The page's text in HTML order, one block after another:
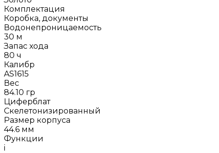
Комплектация
Коробка, документы
Водонепроницаемость
30 м
Запас хода
80 ч
Калибр
AS1615
Вес
84.10 гр
Циферблат
Скелетонизированный
Размер корпуса
44.6 мм
Функции
i